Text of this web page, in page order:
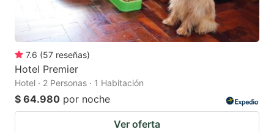
7.6 (57 reseñas)
Hotel Premier
Hotel · 2 Personas · 1 Habitación
$ 64.980 por noche
Ver oferta